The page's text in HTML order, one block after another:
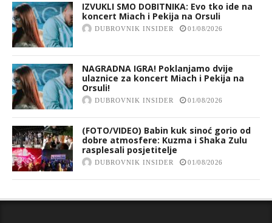
IZVUKLI SMO DOBITNIKA: Evo tko ide na
koncert Miach i Pekija na Orsuli
DUBROVNIK INSIDER 01/08/2026
NAGRADNA IGRA! Poklanjamo dvije
ulaznice za koncert Miach i Pekija na
Orsuli!
DUBROVNIK INSIDER 01/08/2026
(FOTO/VIDEO) Babin kuk sinoć gorio od
dobre atmosfere: Kuzma i Shaka Zulu
rasplesali posjetitelje
DUBROVNIK INSIDER 01/08/2026